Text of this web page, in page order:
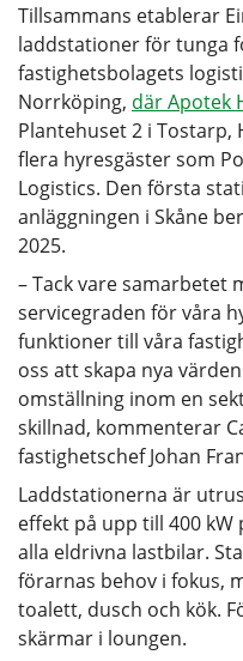
Tillsammans etablerar
laddstationer för tunga
fastighetsbolagets
Norrköping, där Apotek
Plantehuset 2 i
flera hyresgäster som
Logistics. Den första
anläggningen i Skåne
2025.
– Tack vare samarbetet
servicegraden för våra
funktioner till våra
oss att skapa nya
omställning inom en
skillnad, kommenterar
fastighetschef Johan
Laddstationerna är
effekt på upp till 400
alla eldrivna lastbilar.
förarnas behov i fokus,
toalett, dusch och kök.
skärmar i loungen.